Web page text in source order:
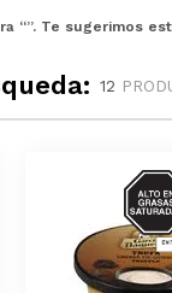
“”. Te sugerimos
12